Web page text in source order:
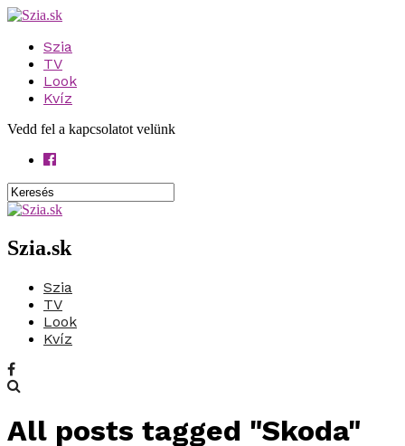
Szia
TV
Look
Kvíz
Vedd fel a kapcsolatot velünk
Szia.sk
Szia
TV
Look
Kvíz
All posts tagged "Skoda"